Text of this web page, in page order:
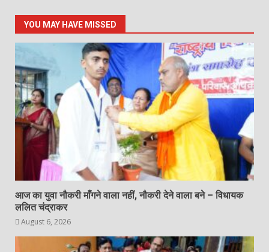
YOU MAY HAVE MISSED
आज का युवा नौकरी माँगने वाला नहीं, नौकरी देने वाला बने – विधायक
ललित चंद्राकर
August 6, 2026